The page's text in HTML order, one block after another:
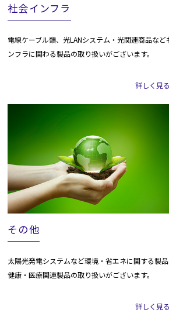
社会インフラ
電線ケーブル類、光LANシステム・光関連商品など
ンフラに関わる製品の取り扱いがございます。
詳しく見る
その他
太陽光発電システムなど環境・省エネに関する製
健康・医療関連製品の取り扱いがございます。
詳しく見る